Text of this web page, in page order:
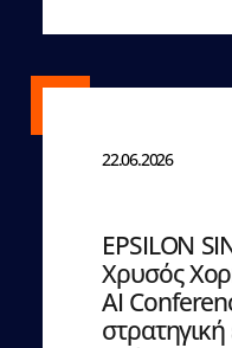
22.06.2026
EPSILON
Χρυσός
AI